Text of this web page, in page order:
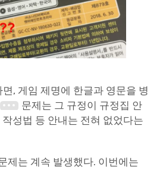
, 게임 제명에 한글과 영문을 병
문제는 그 규정이 규정집 안
성법 등 안내는 전혀 없었다는
제는 계속 발생했다. 이번에는